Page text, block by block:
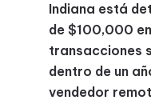
Indiana está
de $100,000
transacciones
dentro de un
vendedor